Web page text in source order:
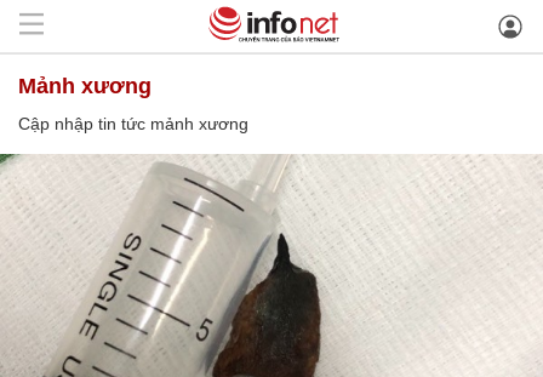
mảnh xương
Cập nhập tin tức mảnh xương